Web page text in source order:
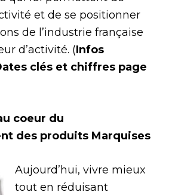
et de se positionner
de l’industrie française
d’activité. (Infos
clés et chiffres page
coeur du
des produits Marquises
Aujourd’hui, vivre mieux
tout en réduisant